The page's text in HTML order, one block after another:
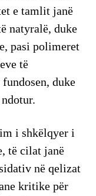
e tamlit janë
natyralë, duke
pasi polimeret
të
duke
i shkëlqyer i
të cilat janë
në qelizat
kritike për